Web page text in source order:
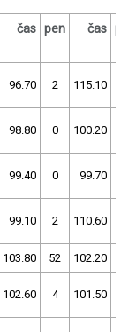
čas pen čas
96.70 2 115.10
98.80 0 100.20
99.40 0 99.70
99.10 2 110.60
103.80 52 102.20
102.60 4 101.50